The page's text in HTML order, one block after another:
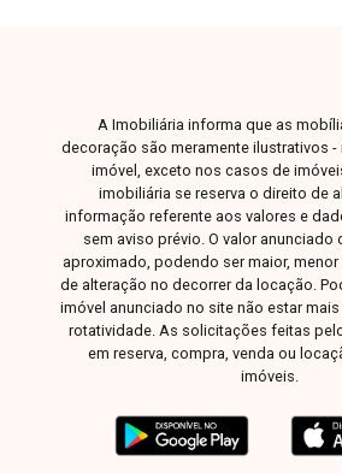
A Imobiliária informa que as
decoração são meramente ilustrativos
imóvel, exceto nos casos de
imobiliária se reserva o direito de
informação referente aos valores e
sem aviso prévio. O valor
aproximado, podendo ser maior,
de alteração no decorrer da locação.
imóvel anunciado no site não estar
rotatividade. As solicitações feitas
em reserva, compra, venda ou
imóveis.